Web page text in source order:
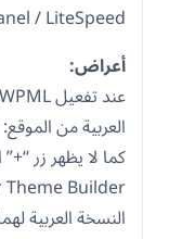
/ LiteSpeed
أعراض:
كما لا يظهر زر
النسخة العربية